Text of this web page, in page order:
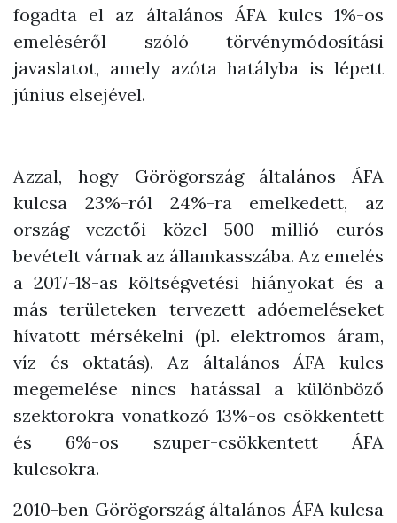
fogadta el az általános ÁFA kulcs 1%-os
emeléséről szóló törvénymódosítási
javaslatot, amely azóta hatályba is lépett
június elsejével.
Azzal, hogy Görögország általános ÁFA
kulcsa 23%-ról 24%-ra emelkedett, az
ország vezetői közel 500 millió eurós
bevételt várnak az államkasszába. Az emelés
a 2017-18-as költségvetési hiányokat és a
más területeken tervezett adóemeléseket
hívatott mérsékelni (pl. elektromos áram,
víz és oktatás). Az általános ÁFA kulcs
megemelése nincs hatással a különböző
szektorokra vonatkozó 13%-os csökkentett
és 6%-os szuper-csökkentett ÁFA
kulcsokra.
2010-ben Görögország általános ÁFA kulcsa